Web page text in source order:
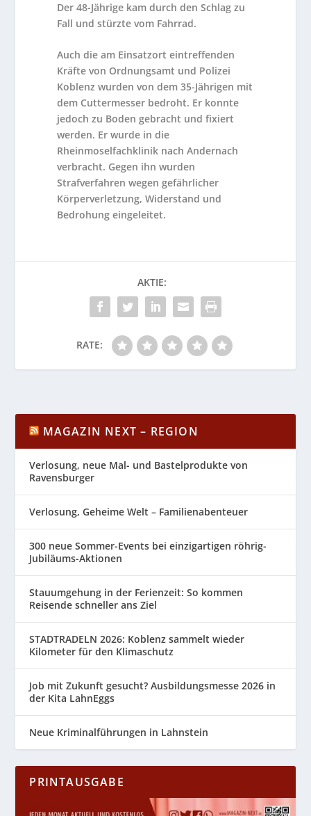
Der 48-Jährige kam durch den Schlag zu
Fall und stürzte vom Fahrrad.
Auch die am Einsatzort eintreffenden
Kräfte von Ordnungsamt und Polizei
Koblenz wurden von dem 35-Jährigen mit
dem Cuttermesser bedroht. Er konnte
jedoch zu Boden gebracht und fixiert
werden. Er wurde in die
Rheinmoselfachklinik nach Andernach
verbracht. Gegen ihn wurden
Strafverfahren wegen gefährlicher
Körperverletzung, Widerstand und
Bedrohung eingeleitet.
AKTIE:
RATE:
MAGAZIN NEXT – REGION
Verlosung, neue Mal- und Bastelprodukte von
Ravensburger
Verlosung, Geheime Welt – Familienabenteuer
300 neue Sommer-Events bei einzigartigen röhrig-
Jubiläums-Aktionen
Stauumgehung in der Ferienzeit: So kommen
Reisende schneller ans Ziel
STADTRADELN 2026: Koblenz sammelt wieder
Kilometer für den Klimaschutz
Job mit Zukunft gesucht? Ausbildungsmesse 2026 in
der Kita LahnEggs
Neue Kriminalführungen in Lahnstein
PRINTAUSGABE